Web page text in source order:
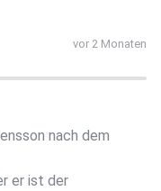
vor 2 Monaten
nach dem
er ist der